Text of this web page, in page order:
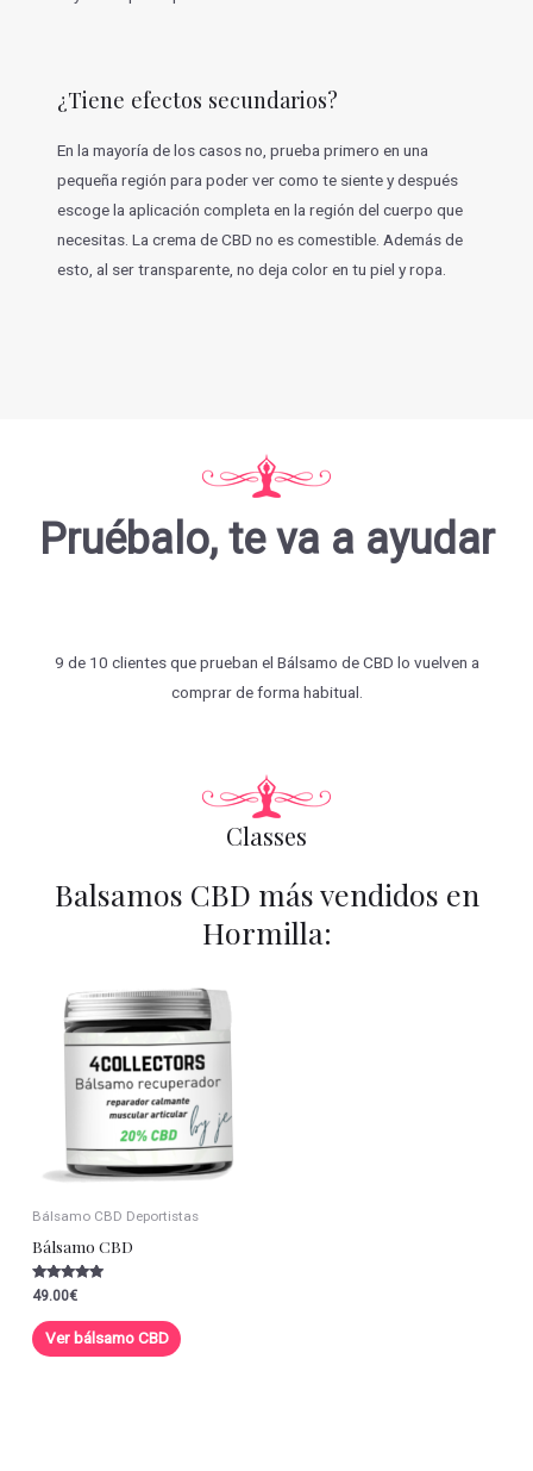
¿Tiene efectos secundarios?
En la mayoría de los casos no, prueba primero en una
pequeña región para poder ver como te siente y después
escoge la aplicación completa en la región del cuerpo que
necesitas. La crema de CBD no es comestible. Además de
esto, al ser transparente, no deja color en tu piel y ropa.
Pruébalo, te va a ayudar
9 de 10 clientes que prueban el Bálsamo de CBD lo vuelven a
comprar de forma habitual.
Classes
Balsamos CBD más vendidos en
Hormilla:
Bálsamo CBD Deportistas
Bálsamo CBD
Valorado con
5.00
de 5
49.00€
Ver bálsamo CBD